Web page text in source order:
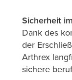
Sicherheit
Dank des
der
Arthrex
sichere